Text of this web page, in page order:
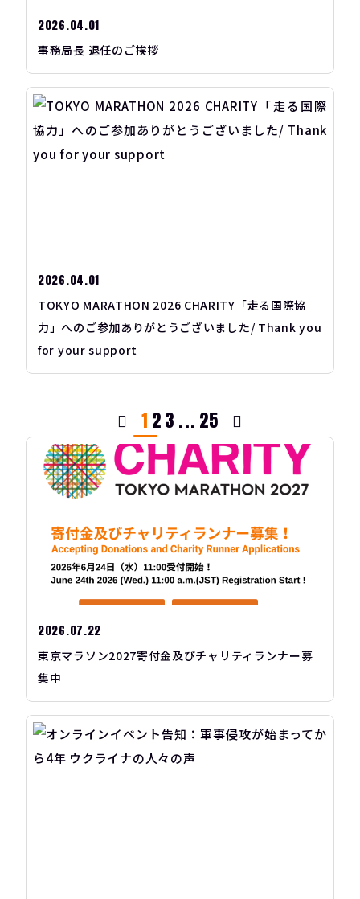
2026.04.01
事務局長 退任のご挨拶
2026.04.01
TOKYO MARATHON 2026 CHARITY「走る国際協
力」へのご参加ありがとうございました/ Thank you
for your support
1 23 ... 25
2026.07.22
東京マラソン2027寄付金及びチャリティランナー募
集中